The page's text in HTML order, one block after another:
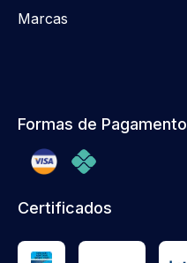
Marcas
Formas de Pagamento
Certificados